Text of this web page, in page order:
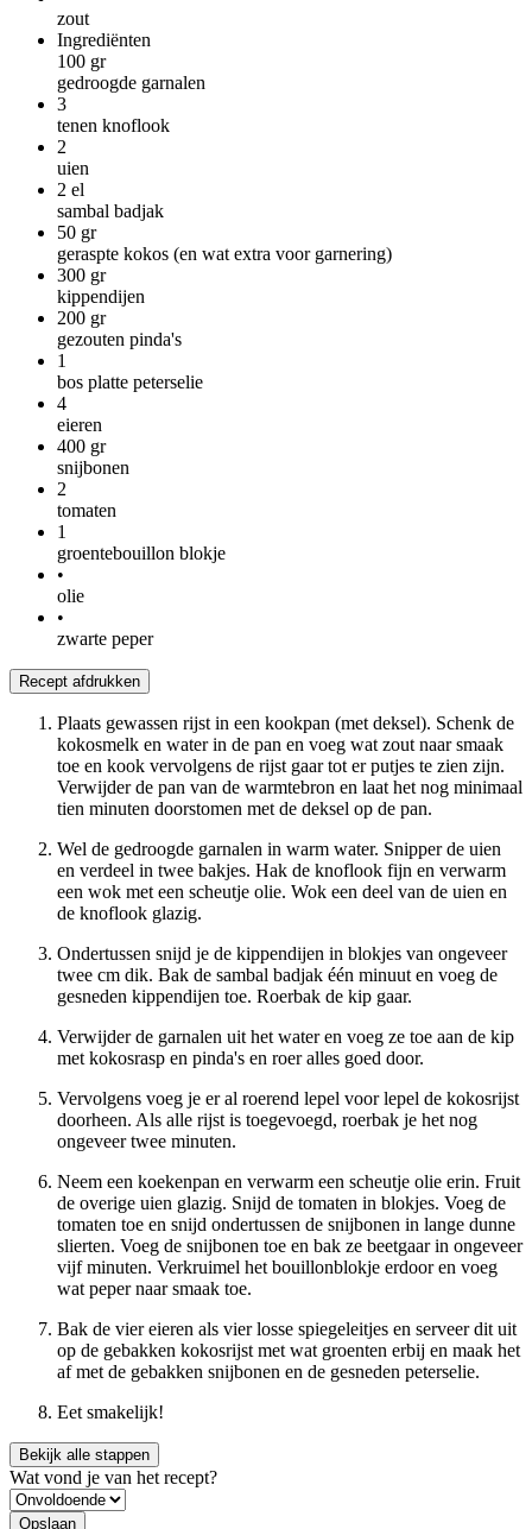
zout
Ingrediënten
100 gr
gedroogde garnalen
3
tenen knoflook
2
uien
2 el
sambal badjak
50 gr
geraspte kokos (en wat extra voor garnering)
300 gr
kippendijen
200 gr
gezouten pinda's
1
bos platte peterselie
4
eieren
400 gr
snijbonen
2
tomaten
1
groentebouillon blokje
•
olie
•
zwarte peper
Recept afdrukken
Plaats gewassen rijst in een kookpan (met deksel). Schenk de
kokosmelk en water in de pan en voeg wat zout naar smaak
toe en kook vervolgens de rijst gaar tot er putjes te zien zijn.
Verwijder de pan van de warmtebron en laat het nog minimaal
tien minuten doorstomen met de deksel op de pan.
Wel de gedroogde garnalen in warm water. Snipper de uien
en verdeel in twee bakjes. Hak de knoflook fijn en verwarm
een wok met een scheutje olie. Wok een deel van de uien en
de knoflook glazig.
Ondertussen snijd je de kippendijen in blokjes van ongeveer
twee cm dik. Bak de sambal badjak één minuut en voeg de
gesneden kippendijen toe. Roerbak de kip gaar.
Verwijder de garnalen uit het water en voeg ze toe aan de kip
met kokosrasp en pinda's en roer alles goed door.
Vervolgens voeg je er al roerend lepel voor lepel de kokosrijst
doorheen. Als alle rijst is toegevoegd, roerbak je het nog
ongeveer twee minuten.
Neem een koekenpan en verwarm een scheutje olie erin. Fruit
de overige uien glazig. Snijd de tomaten in blokjes. Voeg de
tomaten toe en snijd ondertussen de snijbonen in lange dunne
slierten. Voeg de snijbonen toe en bak ze beetgaar in ongeveer
vijf minuten. Verkruimel het bouillonblokje erdoor en voeg
wat peper naar smaak toe.
Bak de vier eieren als vier losse spiegeleitjes en serveer dit uit
op de gebakken kokosrijst met wat groenten erbij en maak het
af met de gebakken snijbonen en de gesneden peterselie.
Eet smakelijk!
Bekijk alle stappen
Wat vond je van het recept?